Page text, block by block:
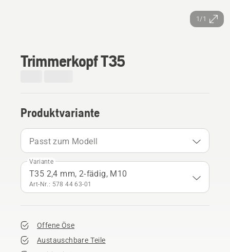
1/1
Trimmerkopf T35
Produktvariante
Passt zum Modell
Variante
T35 2,4 mm, 2-fädig, M10
Art-Nr.: 578 44 63‑01
Offene Öse
Austauschbare Teile